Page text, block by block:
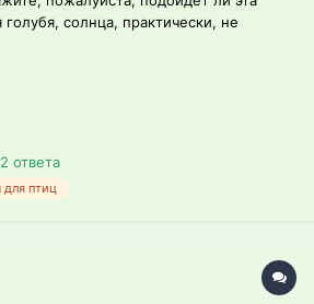
солнца, практически, не
2 ответа
для птиц